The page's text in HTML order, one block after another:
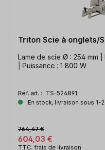
Triton Scie à onglets/
Lame de scie Ø : 254 mm |
| Puissance : 1 800 W
Réf. art. : TS-524891
En stock, livraison sous 1-
604,03 €
764,47 €
TTC, frais de livraison